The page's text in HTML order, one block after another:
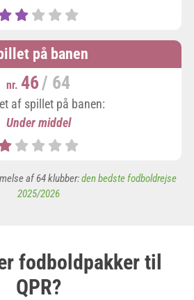
på banen
nr. 46/ 64
af spillet på banen:
Under middel
af 64 klubber:den bedste fodboldrejse
2025/2026
fodboldpakker til
QPR?